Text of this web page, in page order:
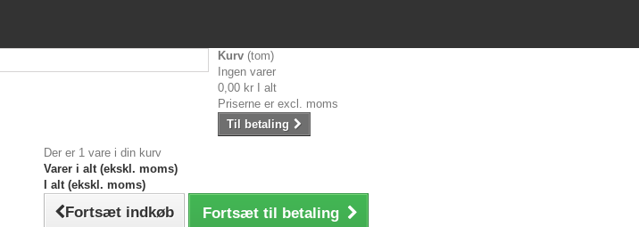
Kurv (tom)
Ingen varer
0,00 kr
I alt
Priserne er excl. moms
Til betaling
Der er 1 vare i din kurv
Varer i alt (ekskl. moms)
I alt (ekskl. moms)
Fortsæt indkøb Fortsæt til betaling